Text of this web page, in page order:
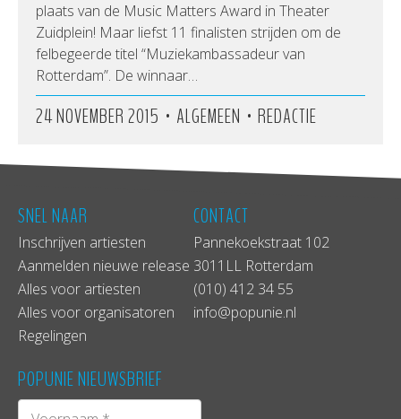
plaats van de Music Matters Award in Theater
Zuidplein! Maar liefst 11 finalisten strijden om de
felbegeerde titel “Muziekambassadeur van
Rotterdam”. De winnaar…
24 NOVEMBER 2015 • ALGEMEEN • REDACTIE
SNEL NAAR
Inschrijven artiesten
Aanmelden nieuwe release
Alles voor artiesten
Alles voor organisatoren
Regelingen
CONTACT
Pannekoekstraat 102
3011LL Rotterdam
(010) 412 34 55
info@popunie.nl
POPUNIE NIEUWSBRIEF